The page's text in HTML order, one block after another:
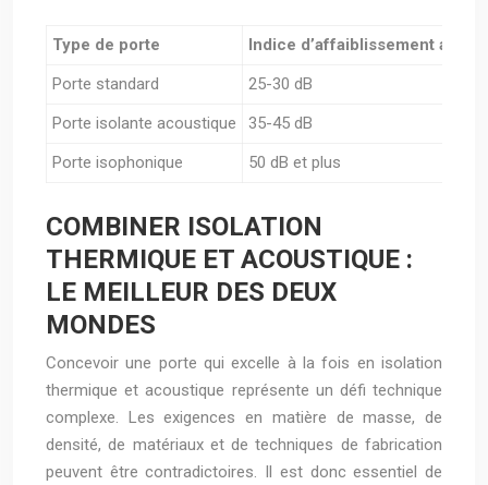
Type de porte
Indice d’affaiblissement
Porte standard
25-30 dB
Porte isolante acoustique
35-45 dB
Porte isophonique
50 dB et plus
COMBINER ISOLATION
THERMIQUE ET ACOUSTIQUE :
LE MEILLEUR DES DEUX
MONDES
Concevoir une porte qui excelle à la fois en isolation
thermique et acoustique représente un défi technique
complexe. Les exigences en matière de masse, de
densité, de matériaux et de techniques de fabrication
peuvent être contradictoires. Il est donc essentiel de